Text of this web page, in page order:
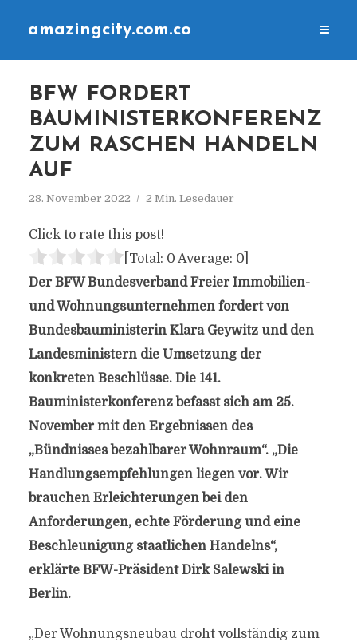
amazingcity.com.co
BFW FORDERT
BAUMINISTERKONFERENZ
ZUM RASCHEN HANDELN
AUF
28. November 2022 2 Min. Lesedauer
Click to rate this post!
[Total: 0 Average: 0]
Der BFW Bundesverband Freier Immobilien-
und Wohnungsunternehmen fordert von
Bundesbauministerin Klara Geywitz und den
Landesministern die Umsetzung der
konkreten Beschlüsse. Die 141.
Bauministerkonferenz befasst sich am 25.
November mit den Ergebnissen des
„Bündnisses bezahlbarer Wohnraum“. „Die
Handlungsempfehlungen liegen vor. Wir
brauchen Erleichterungen bei den
Anforderungen, echte Förderung und eine
Beschleunigung staatlichen Handelns“,
erklärte BFW-Präsident Dirk Salewski in
Berlin.
„Der Wohnungsneubau droht vollständig zum